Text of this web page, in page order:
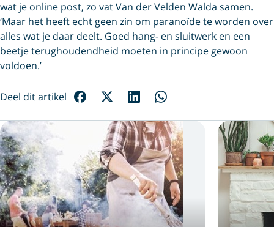
wat je online post, zo vat Van der Velden Walda samen.
‘Maar het heeft echt geen zin om paranoïde te worden over
alles wat je daar deelt. Goed hang- en sluitwerk en een
beetje terughoudendheid moeten in principe gewoon
voldoen.’
Deel dit artikel